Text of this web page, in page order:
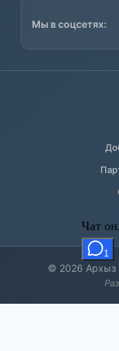
Мы в соцсетях:
© 2026 Архыз